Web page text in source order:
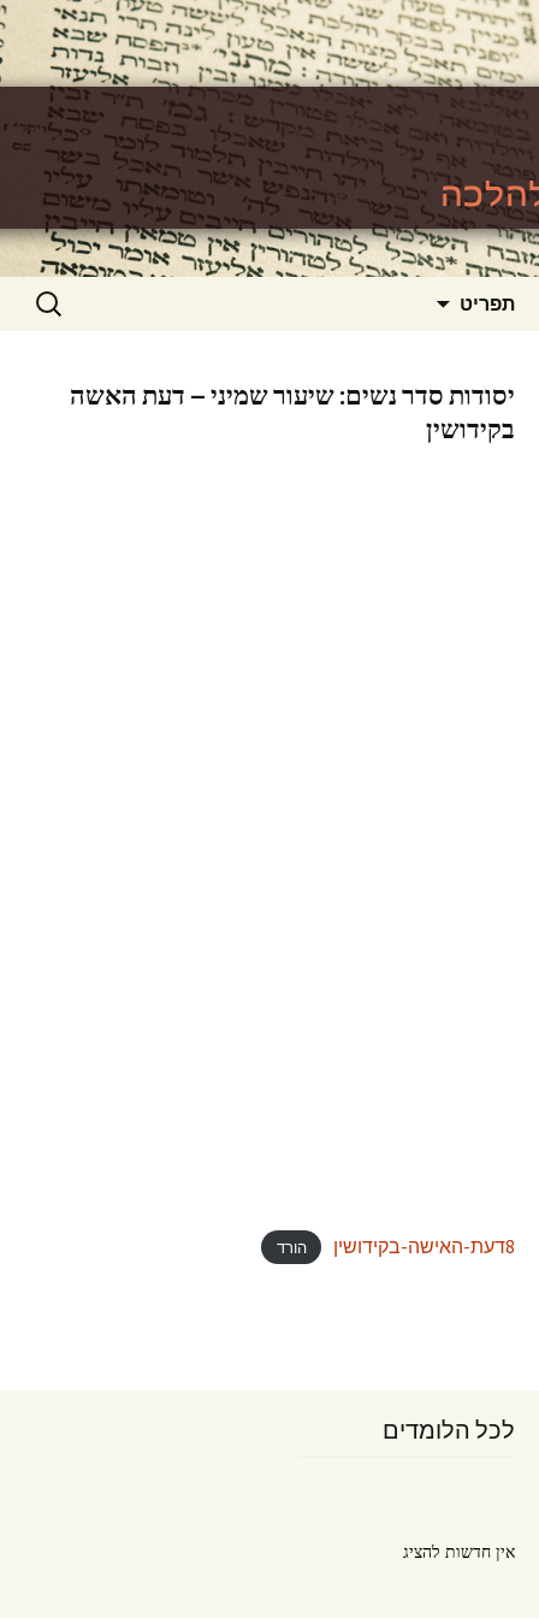
https://www.toralishma.org
האתר ללימוד סוגיות גמרא להלכה
תפריט חיפוש:
יסודות סדר נשים: שיעור שמיני – דעת האשה
בקידושין
8דעת-האישה-בקידושין הורד
לכל הלומדים
אין חדשות להציג